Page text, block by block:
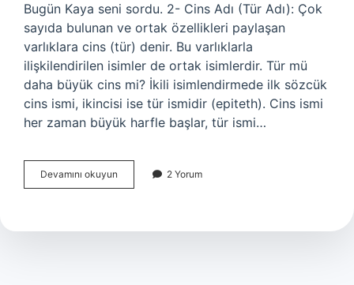
Bugün Kaya seni sordu. 2- Cins Adı (Tür Adı): Çok
sayıda bulunan ve ortak özellikleri paylaşan
varlıklara cins (tür) denir. Bu varlıklarla
ilişkilendirilen isimler de ortak isimlerdir. Tür mü
daha büyük cins mi? İkili isimlendirmede ilk sözcük
cins ismi, ikincisi ise tür ismidir (epiteth). Cins ismi
her zaman büyük harfle başlar, tür ismi…
Devamını okuyun
Ve
Mı
2 Yorum